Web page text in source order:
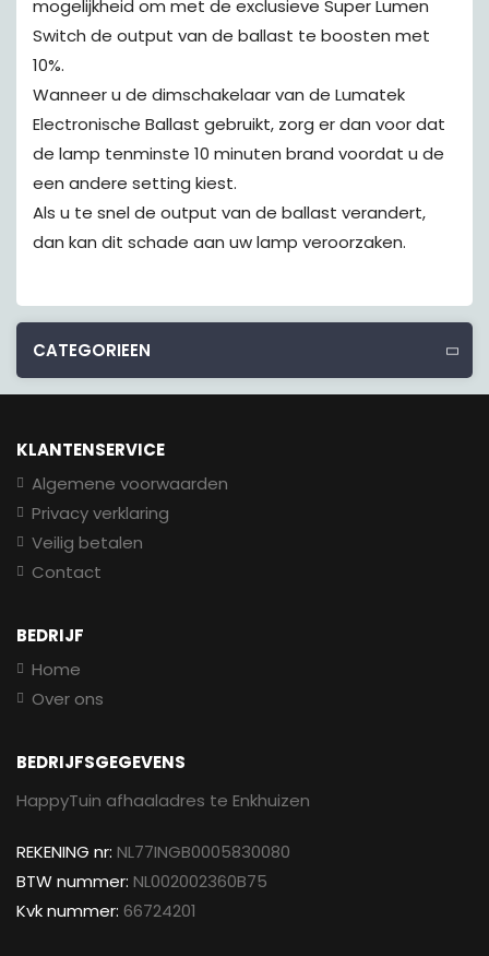
mogelijkheid om met de exclusieve Super Lumen
Switch de output van de ballast te boosten met
10%.
Wanneer u de dimschakelaar van de Lumatek
Electronische Ballast gebruikt, zorg er dan voor dat
de lamp tenminste 10 minuten brand voordat u de
een andere setting kiest.
Als u te snel de output van de ballast verandert,
dan kan dit schade aan uw lamp veroorzaken.
CATEGORIEEN
KLANTENSERVICE
Algemene voorwaarden
Privacy verklaring
Veilig betalen
Contact
BEDRIJF
Home
Over ons
BEDRIJFSGEGEVENS
HappyTuin afhaaladres te Enkhuizen
REKENING nr: NL77INGB0005830080
BTW nummer: NL002002360B75
Kvk nummer: 66724201